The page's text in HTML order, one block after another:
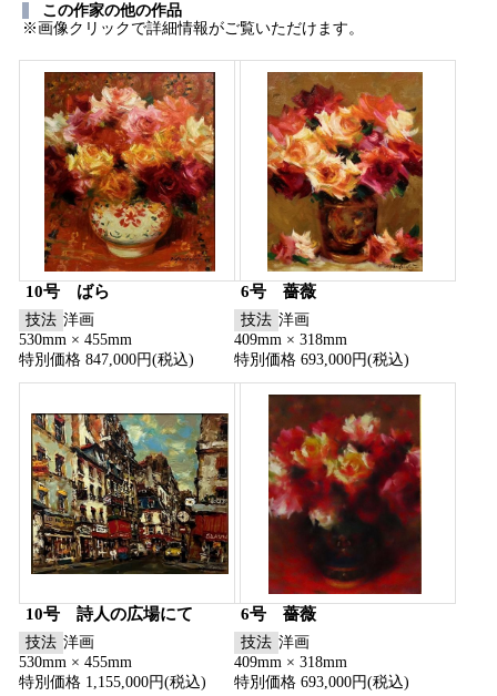
この作家の他の作品
※画像クリックで詳細情報がご覧いただけます。
10号 ばら
技法 洋画
530mm × 455mm
特別価格 847,000円(税込)
6号 薔薇
技法 洋画
409mm × 318mm
特別価格 693,000円(税込)
10号 詩人の広場にて
技法 洋画
530mm × 455mm
特別価格 1,155,000円(税込)
6号 薔薇
技法 洋画
409mm × 318mm
特別価格 693,000円(税込)